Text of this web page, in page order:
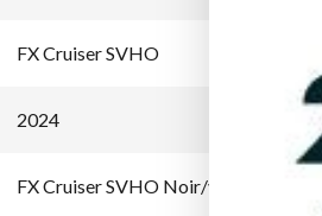
FX Cruiser SVHO
2024
FX Cruiser SVHO Noir/vert Acide